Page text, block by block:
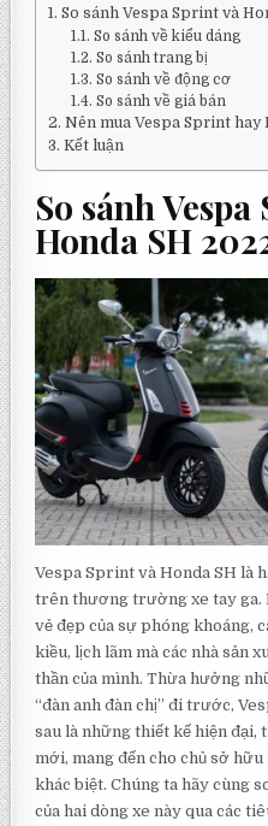
So sánh Vespa Sprint và
So sánh về kiểu dáng
So sánh trang bị
So sánh về động cơ
So sánh về giá bán
Nên mua Vespa Sprint hay
Kết luận
So sánh
Honda SH
Vespa Sprint và Honda SH là
trên thương trường xe tay ga.
vẻ đẹp của sự phóng khoáng,
kiều, lịch lãm mà các nhà sản
thần của mình. Thừa hưởng
“đàn anh đàn chị” đi trước,
sau là những thiết kế hiện đại,
mới, mang đến cho chủ sở
khác biệt. Chúng ta hãy cùng
của hai dòng xe này qua các